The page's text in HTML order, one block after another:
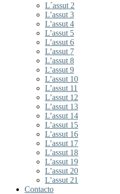
L´assut 2
L’assut 3
L’assut 4
L’assut 5
L’assut 6
L’assut 7
L’assut 8
L’assut 9
L’assut 10
L’assut 11
L’assut 12
L’assut 13
L’assut 14
L’assut 15
L’assut 16
L’assut 17
L’assut 18
L’assut 19
L’assut 20
L’assut 21
Contacto